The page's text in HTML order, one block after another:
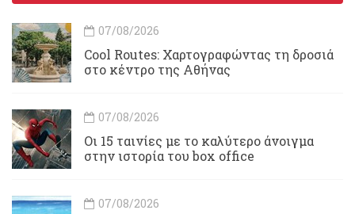
07/08/2026
Cool Routes: Χαρτογραφώντας τη δροσιά
στο κέντρο της Αθήνας
07/08/2026
Οι 15 ταινίες με το καλύτερο άνοιγμα
στην ιστορία του box office
07/08/2026